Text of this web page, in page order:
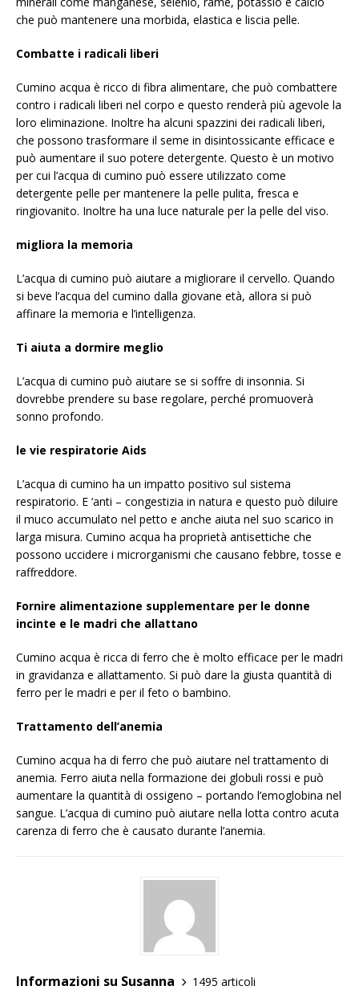
che può mantenere una morbida, elastica e liscia pelle.
Combatte i radicali liberi
Cumino acqua è ricco di fibra alimentare, che può combattere
contro i radicali liberi nel corpo e questo renderà più agevole la
loro eliminazione. Inoltre ha alcuni spazzini dei radicali liberi,
che possono trasformare il seme in disintossicante efficace e
può aumentare il suo potere detergente. Questo è un motivo
per cui l’acqua di cumino può essere utilizzato come
detergente pelle per mantenere la pelle pulita, fresca e
ringiovanito. Inoltre ha una luce naturale per la pelle del viso.
migliora la memoria
L’acqua di cumino può aiutare a migliorare il cervello. Quando
si beve l’acqua del cumino dalla giovane età, allora si può
affinare la memoria e l’intelligenza.
Ti aiuta a dormire meglio
L’acqua di cumino può aiutare se si soffre di insonnia. Si
dovrebbe prendere su base regolare, perché promuoverà
sonno profondo.
le vie respiratorie Aids
L’acqua di cumino ha un impatto positivo sul sistema
respiratorio. E ‘anti – congestizia in natura e questo può diluire
il muco accumulato nel petto e anche aiuta nel suo scarico in
larga misura. Cumino acqua ha proprietà antisettiche che
possono uccidere i microrganismi che causano febbre, tosse e
raffreddore.
Fornire alimentazione supplementare per le donne
incinte e le madri che allattano
Cumino acqua è ricca di ferro che è molto efficace per le madri
in gravidanza e allattamento. Si può dare la giusta quantità di
ferro per le madri e per il feto o bambino.
Trattamento dell’anemia
Cumino acqua ha di ferro che può aiutare nel trattamento di
anemia. Ferro aiuta nella formazione dei globuli rossi e può
aumentare la quantità di ossigeno – portando l’emoglobina nel
sangue. L’acqua di cumino può aiutare nella lotta contro acuta
carenza di ferro che è causato durante l’anemia.
Informazioni su Susanna
1495 articoli